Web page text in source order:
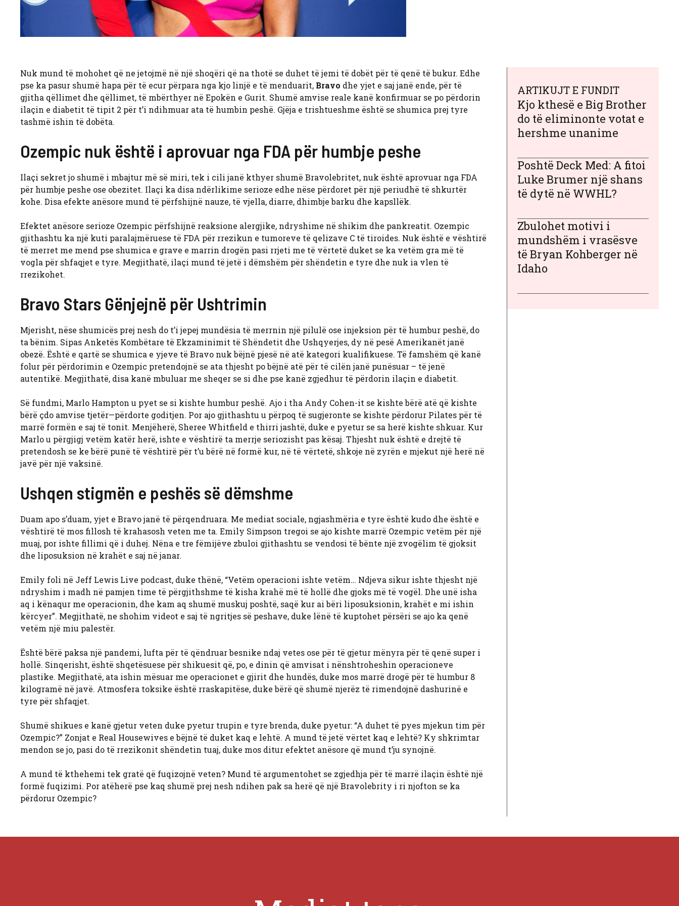
Nuk mund të mohohet që ne jetojmë në një shoqëri që na thotë se duhet të jemi të dobët për të qenë të bukur. Edhe
pse ka pasur shumë hapa për të ecur përpara nga kjo linjë e të menduarit, Bravo dhe yjet e saj janë ende, për të
gjitha qëllimet dhe qëllimet, të mbërthyer në Epokën e Gurit. Shumë amvise reale kanë konfirmuar se po përdorin
ilaçin e diabetit të tipit 2 për t’i ndihmuar ata të humbin peshë. Gjëja e trishtueshme është se shumica prej tyre
tashmë ishin të dobëta.
Ozempic nuk është i aprovuar nga FDA për humbje peshe
Ilaçi sekret jo shumë i mbajtur më së miri, tek i cili janë kthyer shumë Bravolebritet, nuk është aprovuar nga FDA
për humbje peshe ose obezitet. Ilaçi ka disa ndërlikime serioze edhe nëse përdoret për një periudhë të shkurtër
kohe. Disa efekte anësore mund të përfshijnë nauze, të vjella, diarre, dhimbje barku dhe kapsllëk.
Efektet anësore serioze Ozempic përfshijnë reaksione alergjike, ndryshime në shikim dhe pankreatit. Ozempic
gjithashtu ka një kuti paralajmëruese të FDA për rrezikun e tumoreve të qelizave C të tiroides. Nuk është e vështirë
të merret me mend pse shumica e grave e marrin drogën pasi rrjeti me të vërtetë duket se ka vetëm gra më të
vogla për shfaqjet e tyre. Megjithatë, ilaçi mund të jetë i dëmshëm për shëndetin e tyre dhe nuk ia vlen të
rrezikohet.
Bravo Stars Gënjejnë për Ushtrimin
Mjerisht, nëse shumicës prej nesh do t’i jepej mundësia të merrnin një pilulë ose injeksion për të humbur peshë, do
ta bënim. Sipas Anketës Kombëtare të Ekzaminimit të Shëndetit dhe Ushqyerjes, dy në pesë Amerikanët janë
obezë. Është e qartë se shumica e yjeve të Bravo nuk bëjnë pjesë në atë kategori kualifikuese. Të famshëm që kanë
folur për përdorimin e Ozempic pretendojnë se ata thjesht po bëjnë atë për të cilën janë punësuar – të jenë
autentikë. Megjithatë, disa kanë mbuluar me sheqer se si dhe pse kanë zgjedhur të përdorin ilaçin e diabetit.
Së fundmi, Marlo Hampton u pyet se si kishte humbur peshë. Ajo i tha Andy Cohen-it se kishte bërë atë që kishte
bërë çdo amvise tjetër—përdorte goditjen. Por ajo gjithashtu u përpoq të sugjeronte se kishte përdorur Pilates për të
marrë formën e saj të tonit. Menjëherë, Sheree Whitfield e thirri jashtë, duke e pyetur se sa herë kishte shkuar. Kur
Marlo u përgjigj vetëm katër herë, ishte e vështirë ta merrje seriozisht pas kësaj. Thjesht nuk është e drejtë të
pretendosh se ke bërë punë të vështirë për t’u bërë në formë kur, në të vërtetë, shkoje në zyrën e mjekut një herë në
javë për një vaksinë.
Ushqen stigmën e peshës së dëmshme
Duam apo s’duam, yjet e Bravo janë të përqendruara. Me mediat sociale, ngjashmëria e tyre është kudo dhe është e
vështirë të mos fillosh të krahasosh veten me ta. Emily Simpson tregoi se ajo kishte marrë Ozempic vetëm për një
muaj, por ishte fillimi që i duhej. Nëna e tre fëmijëve zbuloi gjithashtu se vendosi të bënte një zvogëlim të gjoksit
dhe liposuksion në krahët e saj në janar.
Emily foli në Jeff Lewis Live podcast, duke thënë, “Vetëm operacioni ishte vetëm… Ndjeva sikur ishte thjesht një
ndryshim i madh në pamjen time të përgjithshme të kisha krahë më të hollë dhe gjoks më të vogël. Dhe unë isha
aq i kënaqur me operacionin, dhe kam aq shumë muskuj poshtë, saqë kur ai bëri liposuksionin, krahët e mi ishin
kërcyer”. Megjithatë, ne shohim videot e saj të ngritjes së peshave, duke lënë të kuptohet përsëri se ajo ka qenë
vetëm një miu palestër.
Është bërë paksa një pandemi, lufta për të qëndruar besnike ndaj vetes ose për të gjetur mënyra për të qenë super i
hollë. Sinqerisht, është shqetësuese për shikuesit që, po, e dinin që amvisat i nënshtroheshin operacioneve
plastike. Megjithatë, ata ishin mësuar me operacionet e gjirit dhe hundës, duke mos marrë drogë për të humbur 8
kilogramë në javë. Atmosfera toksike është rraskapitëse, duke bërë që shumë njerëz të rimendojnë dashurinë e
tyre për shfaqjet.
Shumë shikues e kanë gjetur veten duke pyetur trupin e tyre brenda, duke pyetur: “A duhet të pyes mjekun tim për
Ozempic?” Zonjat e Real Housewives e bëjnë të duket kaq e lehtë. A mund të jetë vërtet kaq e lehtë? Ky shkrimtar
mendon se jo, pasi do të rrezikonit shëndetin tuaj, duke mos ditur efektet anësore që mund t’ju synojnë.
A mund të kthehemi tek gratë që fuqizojnë veten? Mund të argumentohet se zgjedhja për të marrë ilaçin është një
formë fuqizimi. Por atëherë pse kaq shumë prej nesh ndihen pak sa herë që një Bravolebrity i ri njofton se ka
përdorur Ozempic?
ARTIKUJT E FUNDIT
Kjo kthesë e Big Brother
do të eliminonte votat e
hershme unanime
Poshtë Deck Med: A fitoi
Luke Brumer një shans
të dytë në WWHL?
Zbulohet motivi i
mundshëm i vrasësve
të Bryan Kohberger në
Idaho